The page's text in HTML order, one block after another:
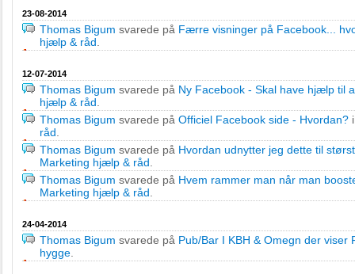
23-08-2014
Thomas Bigum svarede på Færre visninger på Facebook...
hjælp & råd
12-07-2014
Thomas Bigum svarede på Ny Facebook - Skal have hjælp til
hjælp & råd
Thomas Bigum svarede på Officiel Facebook side - Hvordan?
råd
Thomas Bigum svarede på Hvordan udnytter jeg dette til
Marketing hjælp & råd
Thomas Bigum svarede på Hvem rammer man når man
Marketing hjælp & råd
24-04-2014
Thomas Bigum svarede på Pub/Bar I KBH & Omegn der viser
hygge